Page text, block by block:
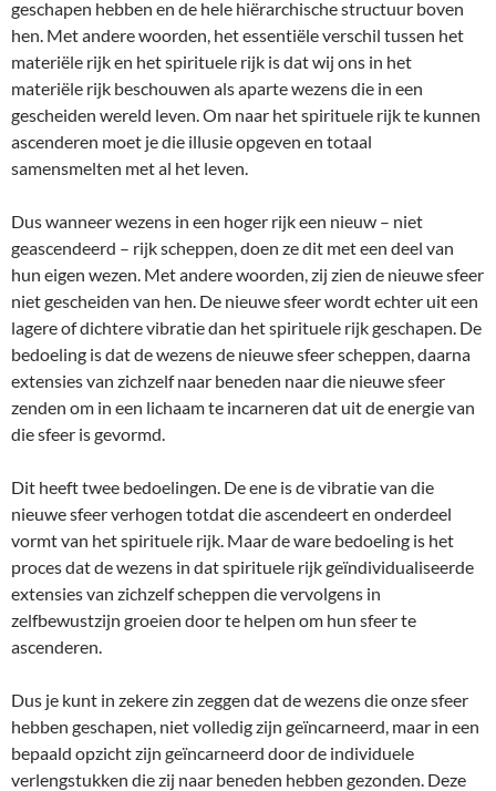
geschapen hebben en de hele hiërarchische structuur boven
hen. Met andere woorden, het essentiële verschil tussen het
materiële rijk en het spirituele rijk is dat wij ons in het
materiële rijk beschouwen als aparte wezens die in een
gescheiden wereld leven. Om naar het spirituele rijk te kunnen
ascenderen moet je die illusie opgeven en totaal
samensmelten met al het leven.
Dus wanneer wezens in een hoger rijk een nieuw – niet
geascendeerd – rijk scheppen, doen ze dit met een deel van
hun eigen wezen. Met andere woorden, zij zien de nieuwe sfeer
niet gescheiden van hen. De nieuwe sfeer wordt echter uit een
lagere of dichtere vibratie dan het spirituele rijk geschapen. De
bedoeling is dat de wezens de nieuwe sfeer scheppen, daarna
extensies van zichzelf naar beneden naar die nieuwe sfeer
zenden om in een lichaam te incarneren dat uit de energie van
die sfeer is gevormd.
Dit heeft twee bedoelingen. De ene is de vibratie van die
nieuwe sfeer verhogen totdat die ascendeert en onderdeel
vormt van het spirituele rijk. Maar de ware bedoeling is het
proces dat de wezens in dat spirituele rijk geïndividualiseerde
extensies van zichzelf scheppen die vervolgens in
zelfbewustzijn groeien door te helpen om hun sfeer te
ascenderen.
Dus je kunt in zekere zin zeggen dat de wezens die onze sfeer
hebben geschapen, niet volledig zijn geïncarneerd, maar in een
bepaald opzicht zijn geïncarneerd door de individuele
verlengstukken die zij naar beneden hebben gezonden. Deze